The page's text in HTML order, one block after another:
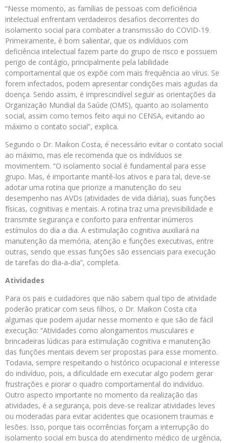
“Nesse momento, as famílias de pessoas com deficiência
intelectual enfrentam verdadeiros desafios decorrentes do
isolamento social para combater a transmissão do COVID-19.
Primeiramente, é bom salientar, que os indivíduos com
deficiência intelectual fazem parte do grupo de risco e possuem
perigo de contágio, principalmente pela labilidade
comportamental que os expõe com mais frequência ao vírus. Se
forem infectados, podem apresentar condições mais agudas da
doença. Sendo assim, é imprescindível seguir as orientações da
Organização Mundial da Saúde (OMS), quanto ao isolamento
social, assim como temos feito aqui no CENSA, evitando ao
máximo o contato social”, explica.
Segundo o Dr. Maikon Costa, é necessário evitar o contato social
ao máximo, mas ele recomenda que os indivíduos se
movimentem. “O isolamento social é fundamental para esse
grupo. Mas, é importante mantê-los ativos e para tal, deve-se
adotar uma rotina que priorize a manutenção do seu
desempenho nas AVDs (atividades de vida diária), suas funções
físicas, cognitivas e mentais. A rotina traz uma previsibilidade e
transmite segurança e conforto para enfrentar inúmeros
estímulos do dia a dia. A estimulação cognitiva auxiliará na
manutenção da memória, atenção e funções executivas, entre
outras, sendo que essas funções são essenciais para execução
de tarefas do dia-a-dia”, completa.
Atividades
Para os pais e cuidadores que não sabem qual tipo de atividade
poderão praticar com seus filhos, o Dr. Maikon Costa cita
algumas que podem ajudar nesse momento e que são de fácil
execução: “Atividades como alongamentos musculares e
brincadeiras lúdicas para estimulação cognitiva e manutenção
das funções mentais devem ser propostas para esse momento.
Todavia, sempre respeitando o histórico ocupacional e interesse
do indivíduo, pois, a dificuldade em executar algo podem gerar
frustrações e piorar o quadro comportamental do indivíduo.
Outro aspecto importante no momento da realização das
atividades, é a segurança, pois deve-se realizar atividades leves
ou moderadas para evitar acidentes que ocasionem traumas e
lesões. Isso, porque tais ocorrências forçam a interrupção do
isolamento social em busca do atendimento médico de urgência,